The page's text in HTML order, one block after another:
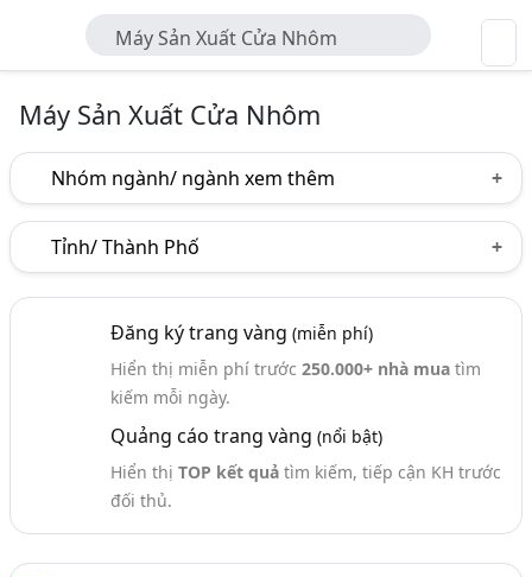
Máy Sản Xuất Cửa Nhôm
Máy Sản Xuất Cửa Nhôm
Nhóm ngành/ ngành xem thêm
Ngành nghề
Ngành xem thêm
Cửa - Máy Và Thiết Bị Sản Xuất (31)
Tỉnh/ Thành Phố
Đăng ký trang vàng (miễn phí)
Hiển thị miễn phí trước 250.000+ nhà muatìm
kiếm mỗi ngày.
Quảng cáo trang vàng (nổi bật)
Hiển thị TOP kết quảtìm kiếm, tiếp cận KH trước
đối thủ.